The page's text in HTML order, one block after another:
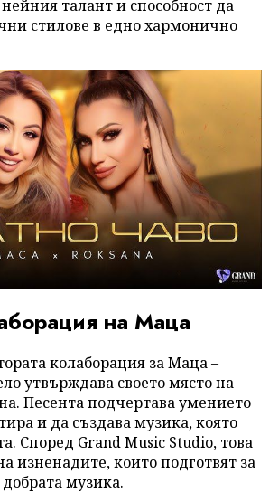
нейния талант и способност да
стилове в едно хармонично
на Маца
колаборация за Маца –
утвърждава своето място на
Песента подчертава умението
и да създава музика, която
Според Grand Music Studio, това
изненадите, които подготвят за
музика.